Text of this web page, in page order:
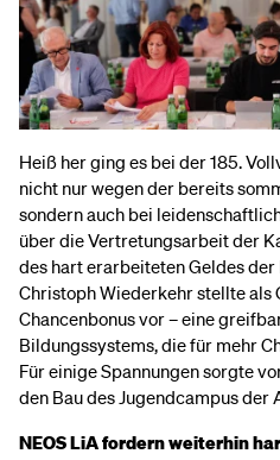
Heiß her ging es bei der 185.
nicht nur wegen der bereits
sondern auch bei
über die Vertretungsarbeit der
des hart erarbeiteten Geldes
Christoph Wiederkehr stellte als
Chancenbonus vor – eine
Bildungssystems, die für mehr
Für einige Spannungen sorgte
den Bau des Jugendcampus der
NEOS LiA fordern weiterhin